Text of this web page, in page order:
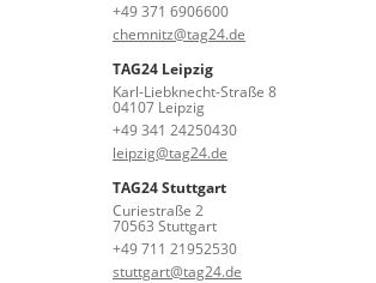
+49 371 6906600
chemnitz@tag24.de
TAG24 Leipzig
Karl-Liebknecht-Straße 8
04107 Leipzig
+49 341 24250430
leipzig@tag24.de
TAG24 Stuttgart
Curiestraße 2
70563 Stuttgart
+49 711 21952530
stuttgart@tag24.de